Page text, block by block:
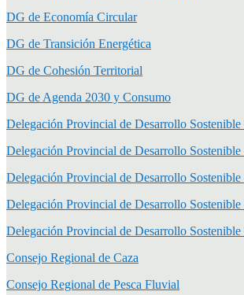
DG de Economía Circular
DG de Transición Energética
DG de Cohesión Territorial
DG de Agenda 2030 y Consumo
Delegación Provincial de Desarrollo Sostenible
Delegación Provincial de Desarrollo Sostenible
Delegación Provincial de Desarrollo Sostenible
Delegación Provincial de Desarrollo Sostenible
Delegación Provincial de Desarrollo Sostenible
Consejo Regional de Caza
Consejo Regional de Pesca Fluvial